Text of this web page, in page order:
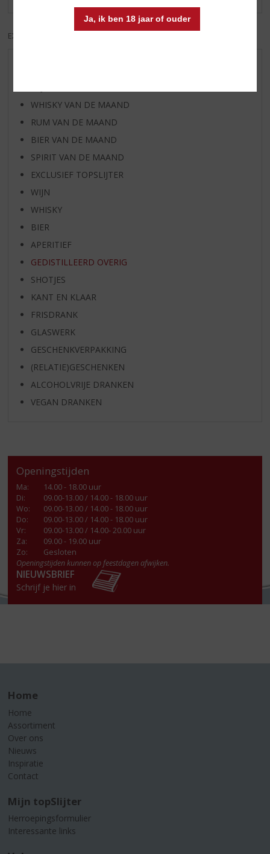
Ja, ik ben 18 jaar of ouder
EXCL. BTW
WHISKY VAN DE MAAND
RUM VAN DE MAAND
BIER VAN DE MAAND
SPIRIT VAN DE MAAND
EXCLUSIEF TOPSLIJTER
WIJN
WHISKY
BIER
APERITIEF
GEDISTILLEERD OVERIG
SHOTJES
KANT EN KLAAR
FRISDRANK
GLASWERK
GESCHENKVERPAKKING
(RELATIE)GESCHENKEN
ALCOHOLVRIJE DRANKEN
VEGAN DRANKEN
Openingstijden
Ma:
14.00 - 18.00 uur
Di:
09.00-13.00 / 14.00 - 18.00 uur
Wo:
09.00-13.00 / 14.00 - 18.00 uur
Do:
09.00-13.00 / 14.00 - 18.00 uur
Vr:
09.00-13.00 / 14.00- 20.00 uur
Za:
09.00 - 19.00 uur
Zo:
Gesloten
Openingstijden kunnen op feestdagen afwijken.
NIEUWSBRIEF
Schrijf je hier in
Home
Home
Assortiment
Over ons
Nieuws
Inspiratie
Contact
Mijn topSlijter
Herroepingsformulier
Interessante links